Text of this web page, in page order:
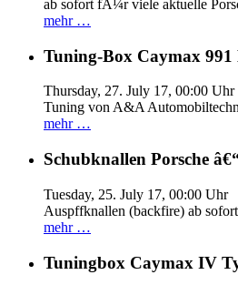
ab sofort fÃ¼r viele aktuelle
mehr …
Tuning-Box Caymax
Thursday, 27. July 17, 00:00 Uhr
Tuning von A&A
mehr …
Schubknallen Porsche
Tuesday, 25. July 17, 00:00 Uhr
Auspffknallen (backfire) ab
mehr …
Tuningbox Caymax IV